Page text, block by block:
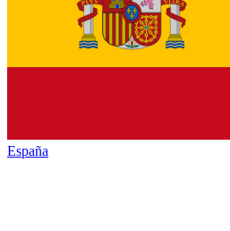
España